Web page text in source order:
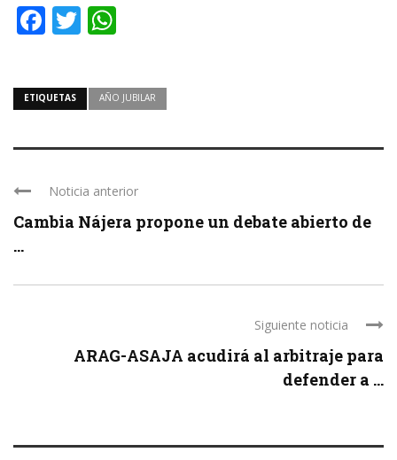
Facebook
Twitter
ETIQUETAS AÑO JUBILAR
Noticia anterior
Cambia Nájera propone un debate abierto de
...
Siguiente noticia
ARAG-ASAJA acudirá al arbitraje para
defender a ...